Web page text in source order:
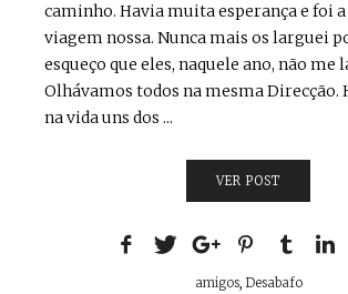
caminho. Havia muita esperança e foi
viagem nossa. Nunca mais os larguei
esqueço que eles, naquele ano, não me
Olhávamos todos na mesma Direcção.
na vida uns dos ...
VER POST
amigos, Desabafo